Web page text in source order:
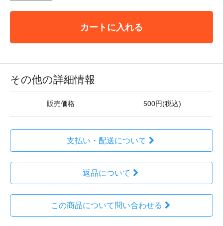
カートに入れる
その他の詳細情報
販売価格 500円(税込)
支払い・配送について
返品について
この商品について問い合わせる